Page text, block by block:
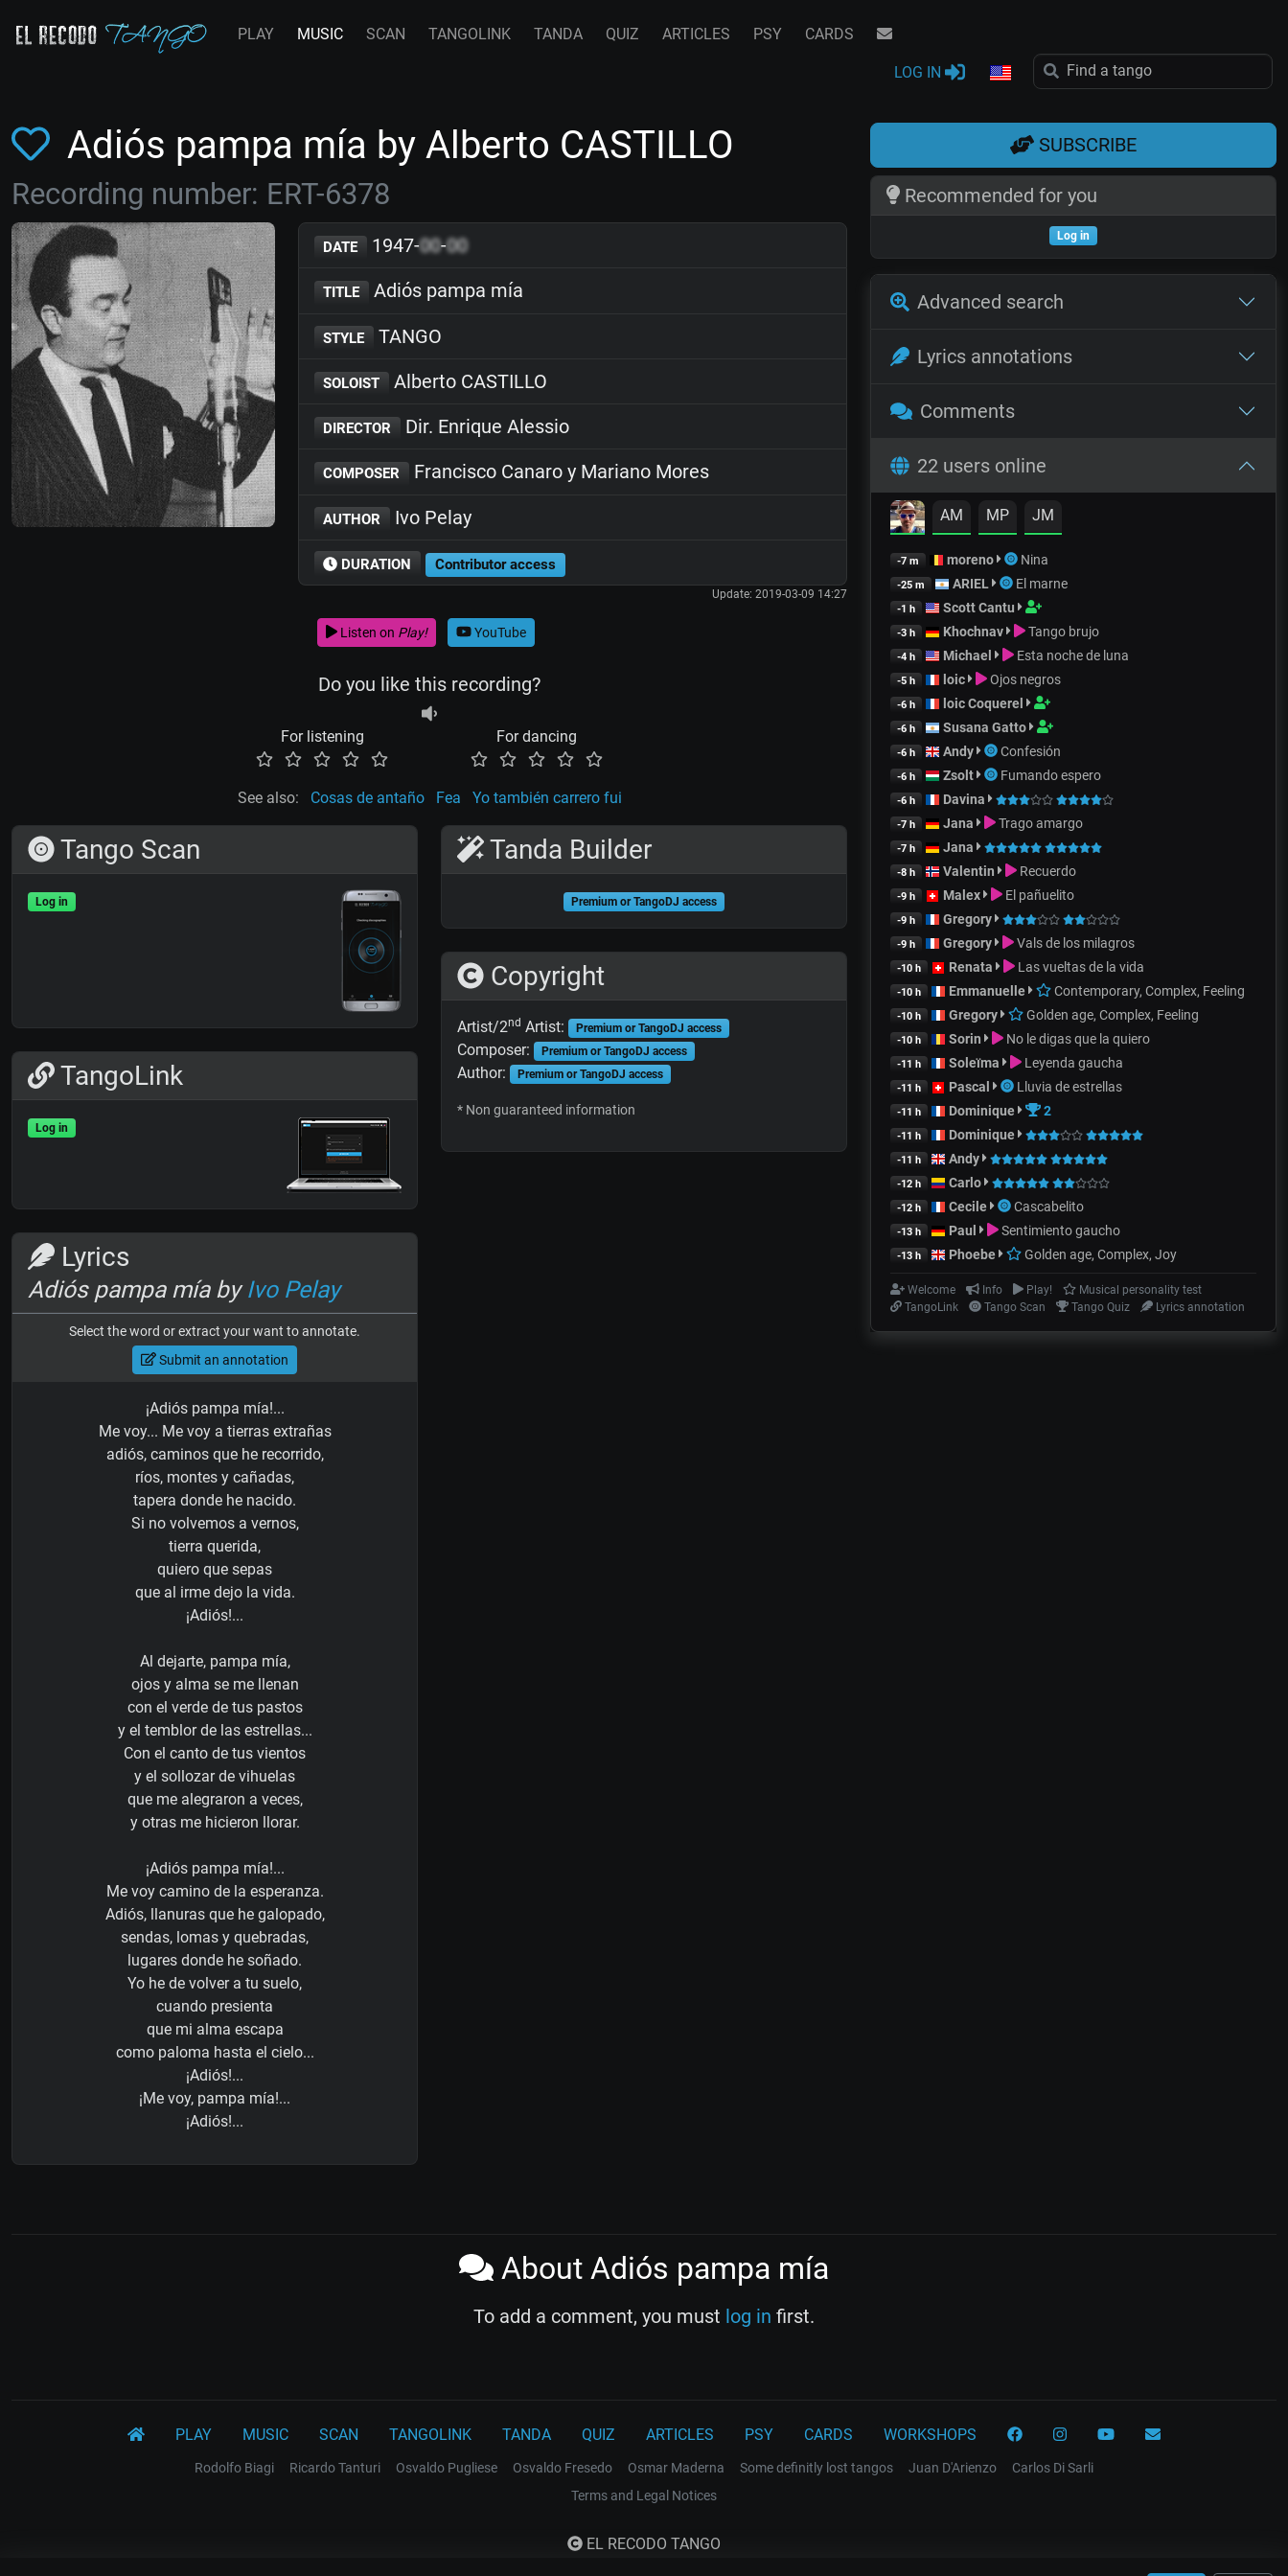
PLAY MUSIC SCAN TANGOLINK TANDA QUIZ ARTICLES PSY CARDS
LOG IN
Adiós pampa mía by Alberto CASTILLO
Recording number: ERT-6378
DATE 1947-00-00
TITLE Adiós pampa mía
STYLE TANGO
SOLOIST Alberto CASTILLO
DIRECTOR Dir. Enrique Alessio
COMPOSER Francisco Canaro y Mariano Mores
AUTHOR Ivo Pelay
DURATION Contributor access
Update: 2019-03-09 14:27
Listen on Play! YouTube
Do you like this recording?
For listening For dancing
See also: Cosas de antaño Fea Yo también carrero fui
Tango Scan
Log in
TangoLink
Log in
Lyrics
Adiós pampa mía byIvo Pelay
Select the word or extract your want to annotate.
Submit an annotation
¡Adiós pampa mía!...
Me voy... Me voy a tierras extrañas
adiós, caminos que he recorrido,
ríos, montes y cañadas,
tapera donde he nacido.
Si no volvemos a vernos,
tierra querida,
quiero que sepas
que al irme dejo la vida.
¡Adiós!...
Al dejarte, pampa mía,
ojos y alma se me llenan
con el verde de tus pastos
y el temblor de las estrellas...
Con el canto de tus vientos
y el sollozar de vihuelas
que me alegraron a veces,
y otras me hicieron llorar.
¡Adiós pampa mía!...
Me voy camino de la esperanza.
Adiós, llanuras que he galopado,
sendas, lomas y quebradas,
lugares donde he soñado.
Yo he de volver a tu suelo,
cuando presienta
que mi alma escapa
como paloma hasta el cielo...
¡Adiós!...
¡Me voy, pampa mía!...
¡Adiós!...
Tanda Builder
Premium or TangoDJ access
Copyright
Artist/2nd Artist: Premium or TangoDJ access
Composer: Premium or TangoDJ access
Author: Premium or TangoDJ access
* Non guaranteed information
SUBSCRIBE
Recommended for you
Log in
Advanced search
Lyrics annotations
Comments
22 users online
AM MP JM
-7 m moreno Nina
-25 m ARIEL El marne
-1 h Scott Cantu
-3 h Khochnav Tango brujo
-4 h Michael Esta noche de luna
-5 h loic Ojos negros
-6 h loic Coquerel
-6 h Susana Gatto
-6 h Andy Confesión
-6 h Zsolt Fumando espero
-6 h Davina
-7 h Jana Trago amargo
-7 h Jana
-8 h Valentin Recuerdo
-9 h Malex El pañuelito
-9 h Gregory
-9 h Gregory Vals de los milagros
-10 h Renata Las vueltas de la vida
-10 h Emmanuelle Contemporary, Complex, Feeling
-10 h Gregory Golden age, Complex, Feeling
-10 h Sorin No le digas que la quiero
-11 h Soleïma Leyenda gaucha
-11 h Pascal Lluvia de estrellas
-11 h Dominique 2
-11 h Dominique
-11 h Andy
-12 h Carlo
-12 h Cecile Cascabelito
-13 h Paul Sentimiento gaucho
-13 h Phoebe Golden age, Complex, Joy
Welcome Info Play!
Musical personality test
TangoLink
Tango Scan Tango Quiz Lyrics annotation
About Adiós pampa mía
To add a comment, you must log in first.
PLAY MUSIC SCAN TANGOLINK TANDA QUIZ ARTICLES PSY CARDS WORKSHOPS
Rodolfo Biagi Ricardo Tanturi Osvaldo Pugliese Osvaldo Fresedo Osmar Maderna Some definitly lost tangos Juan D'Arienzo
Carlos Di Sarli
Terms and Legal Notices
EL RECODO TANGO